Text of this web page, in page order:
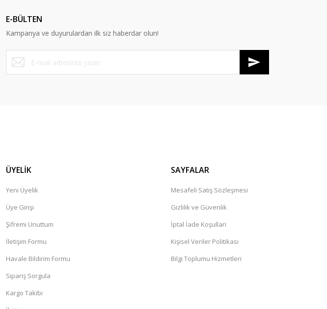
Ürün bilgilerinde hatalar bulunuyor.
Ürün fiyatı diğer sitelerden daha pahalı.
Bu ürüne benzer farklı alternatifler olmalı.
E-BÜLTEN
Kampanya ve duyurulardan ilk siz haberdar olun!
ÜYELİK
Yeni Üyelik
Üye Girişi
Şifremi Unuttum
İletişim Formu
Havale Bildirim Formu
Sipariş Sorgula
Kargo Takibi
SAYFALAR
Mesafeli Satış Sözleşmesi
Gizlilik ve Güvenlik
İptal İade Koşullari
Kişisel Veriler Politikası
Bilgi Toplumu Hizmetleri